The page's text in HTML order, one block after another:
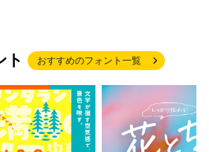
ト おすすめのフォント一覧